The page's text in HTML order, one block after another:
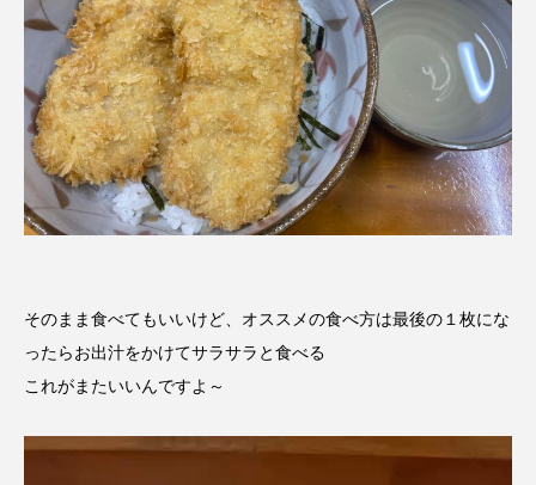
そのまま食べてもいいけど、オススメの食べ方は最後の１枚にな
ったらお出汁をかけてサラサラと食べる
これがまたいいんですよ～